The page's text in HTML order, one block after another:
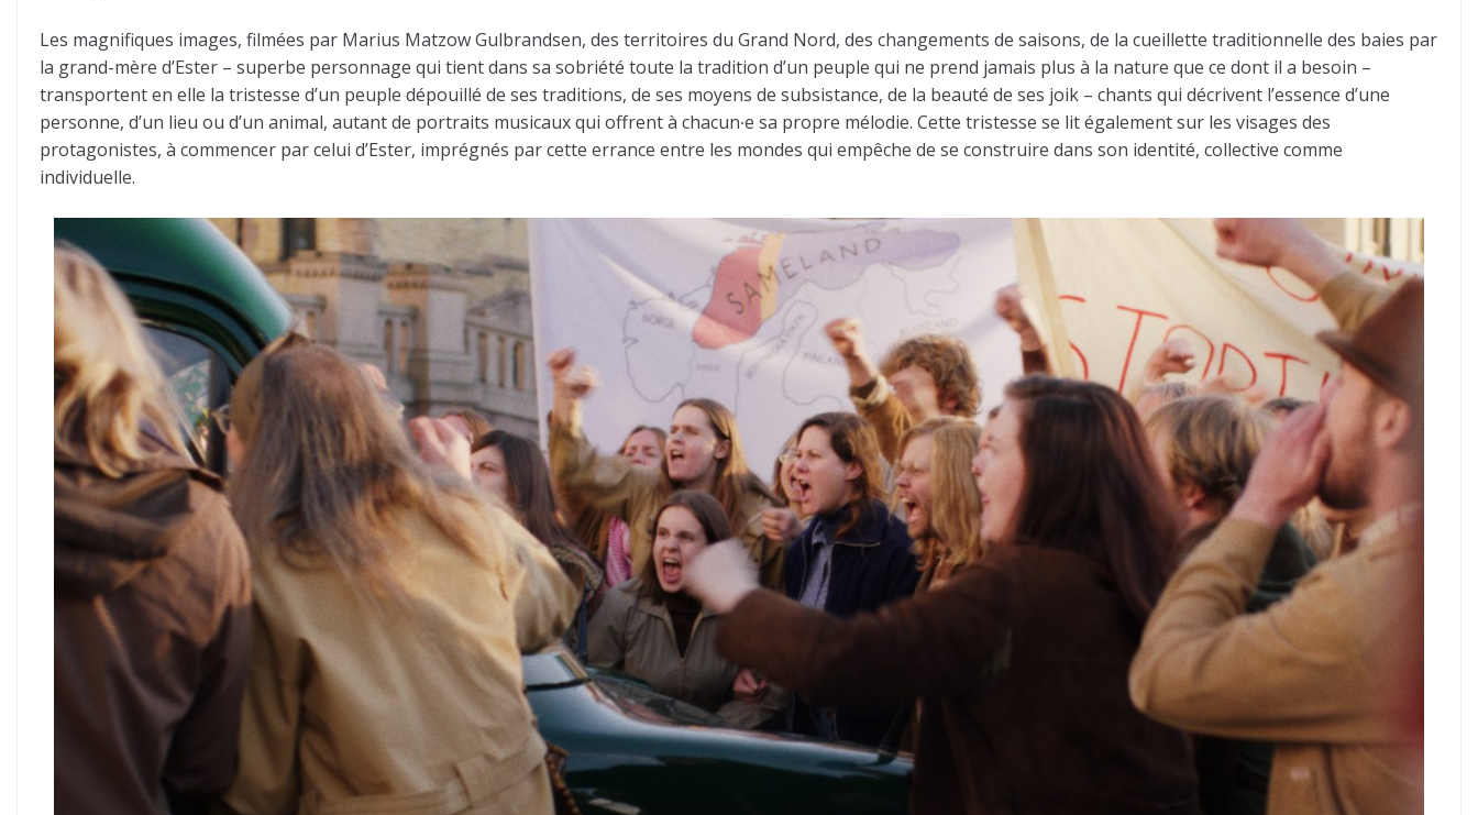
Les magnifiques images, filmées par Marius Matzow Gulbrandsen, des territoires du Grand Nord, des changements de saisons, de la cueillette traditionnelle des baies par
la grand-mère d’Ester – superbe personnage qui tient dans sa sobriété toute la tradition d’un peuple qui ne prend jamais plus à la nature que ce dont il a besoin –
transportent en elle la tristesse d’un peuple dépouillé de ses traditions, de ses moyens de subsistance, de la beauté de ses joik – chants qui décrivent l’essence d’une
personne, d’un lieu ou d’un animal, autant de portraits musicaux qui offrent à chacun∙e sa propre mélodie. Cette tristesse se lit également sur les visages des
protagonistes, à commencer par celui d’Ester, imprégnés par cette errance entre les mondes qui empêche de se construire dans son identité, collective comme
individuelle.